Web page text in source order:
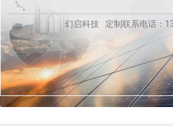
幻启科技 定制联系电话：